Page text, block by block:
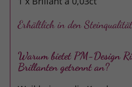
Erhältlich in den
Warum bietet PM-Design
Brillanten getrennt an?